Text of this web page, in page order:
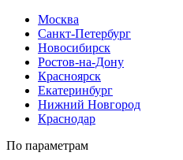
Москва
Санкт-Петербург
Новосибирск
Ростов-на-Дону
Красноярск
Екатеринбург
Нижний Новгород
Краснодар
По параметрам